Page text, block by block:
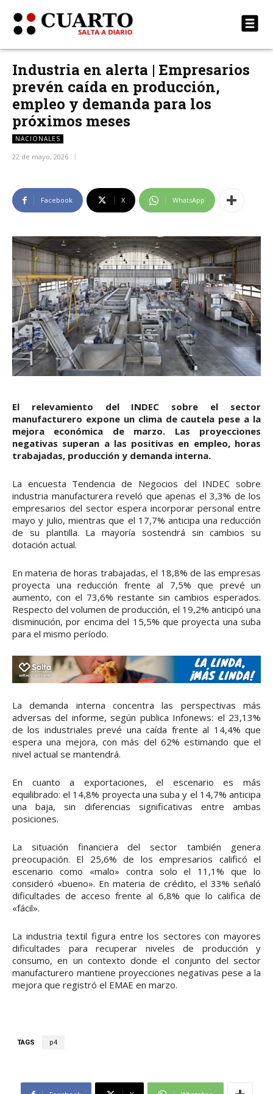
Industria en alerta | Empresarios
prevén caída en producción,
empleo y demanda para los
próximos meses
NACIONALES
22 de mayo, 2026
Facebook X WhatsApp
El relevamiento del INDEC sobre el sector
manufacturero expone un clima de cautela pese a la
mejora económica de marzo. Las proyecciones
negativas superan a las positivas en empleo, horas
trabajadas, producción y demanda interna.
La encuesta Tendencia de Negocios del INDEC sobre
industria manufacturera reveló que apenas el 3,3% de los
empresarios del sector espera incorporar personal entre
mayo y julio, mientras que el 17,7% anticipa una reducción
de su plantilla. La mayoría sostendrá sin cambios su
dotación actual.
En materia de horas trabajadas, el 18,8% de las empresas
proyecta una reducción frente al 7,5% que prevé un
aumento, con el 73,6% restante sin cambios esperados.
Respecto del volumen de producción, el 19,2% anticipó una
disminución, por encima del 15,5% que proyecta una suba
para el mismo período.
La demanda interna concentra las perspectivas más
adversas del informe, según publica Infonews: el 23,13%
de los industriales prevé una caída frente al 14,4% que
espera una mejora, con más del 62% estimando que el
nivel actual se mantendrá.
En cuanto a exportaciones, el escenario es más
equilibrado: el 14,8% proyecta una suba y el 14,7% anticipa
una baja, sin diferencias significativas entre ambas
posiciones.
La situación financiera del sector también genera
preocupación. El 25,6% de los empresarios calificó el
escenario como «malo» contra solo el 11,1% que lo
consideró «bueno». En materia de crédito, el 33% señaló
dificultades de acceso frente al 6,8% que lo califica de
«fácil».
La industria textil figura entre los sectores con mayores
dificultades para recuperar niveles de producción y
consumo, en un contexto donde el conjunto del sector
manufacturero mantiene proyecciones negativas pese a la
mejora que registró el EMAE en marzo.
TAGS p4